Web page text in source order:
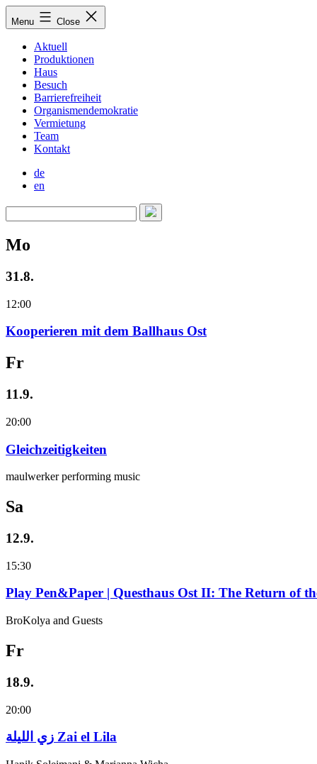
Skip
toMenu Close
Aktuell
Produktionen
Haus
Besuch
Barrierefreiheit
Organismendemokratie
Vermietung
Team
Kontakt
de
en
Mo
31.8.
12:00
Kooperieren mit dem Ballhaus Ost
Fr
11.9.
20:00
Gleichzeitigkeiten
maulwerker performing music
Sa
12.9.
15:30
Play Pen&Paper | Questhaus Ost II: The Return of
BroKolya and Guests
Fr
18.9.
20:00
زي‌ اللیلة Zai el Lila